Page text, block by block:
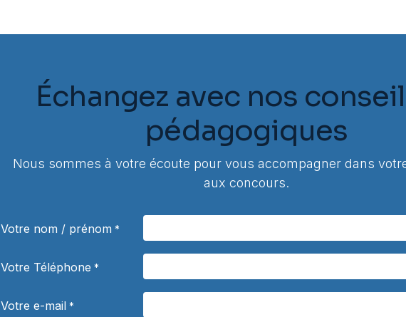
Échangez avec nos
pédagogiques
Nous sommes à votre écoute pour vous accompagner dans
aux concours.
Votre nom / prénom *
Votre Téléphone *
Votre e-mail *